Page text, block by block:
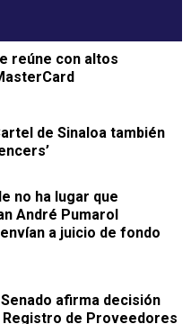
reúne con altos
de Sinaloa también
no ha lugar que
André Pumarol
a juicio de fondo
afirma decisión
Registro de Proveedores